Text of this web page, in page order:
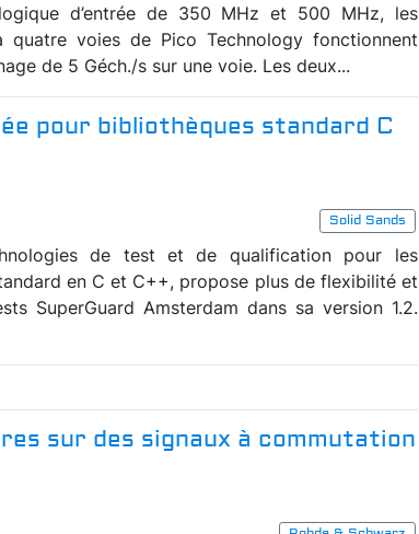
d’entrée de 350 MHz et 500 MHz, les
quatre voies de Pico Technology fonctionnent
de 5 Géch./s sur une voie. Les deux...
pour bibliothèques standard C
Solid Sands
de test et de qualification pour les
en C et C++, propose plus de flexibilité et
SuperGuard Amsterdam dans sa version 1.2.
sur des signaux à commutation